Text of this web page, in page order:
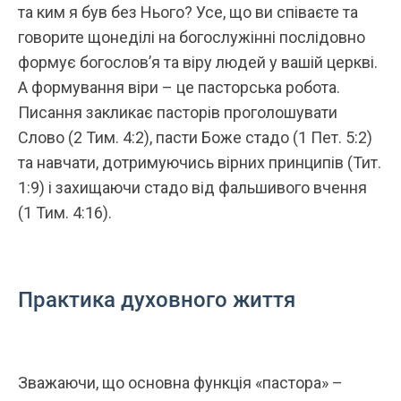
та ким я був без Нього? Усе, що ви співаєте та
говорите щонеділі на богослужінні послідовно
формує богослов’я та віру людей у вашій церкві.
А формування віри – це пасторська робота.
Писання закликає пасторів проголошувати
Слово (2 Тим. 4:2), пасти Боже стадо (1 Пет. 5:2)
та навчати, дотримуючись вірних принципів (Тит.
1:9) і захищаючи стадо від фальшивого вчення
(1 Тим. 4:16).
Практика духовного життя
Зважаючи, що основна функція «пастора» –